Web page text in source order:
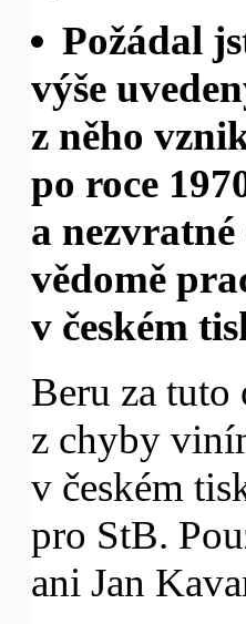
Požádal
výše
z něho
po roce
a
vědomě
v českém
Beru za tuto
z chyby
v českém
pro StB.
ani Jan